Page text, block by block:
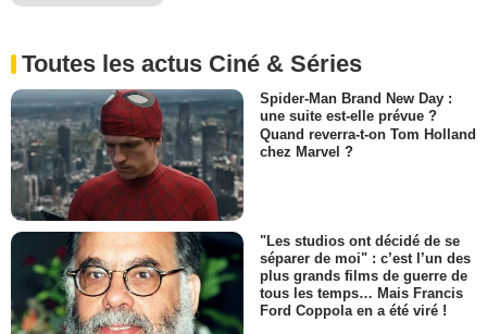
Toutes les actus Ciné & Séries
Spider-Man Brand New Day :
une suite est-elle prévue ?
Quand reverra-t-on Tom Holland
chez Marvel ?
"Les studios ont décidé de se
séparer de moi" : c’est l’un des
plus grands films de guerre de
tous les temps… Mais Francis
Ford Coppola en a été viré !